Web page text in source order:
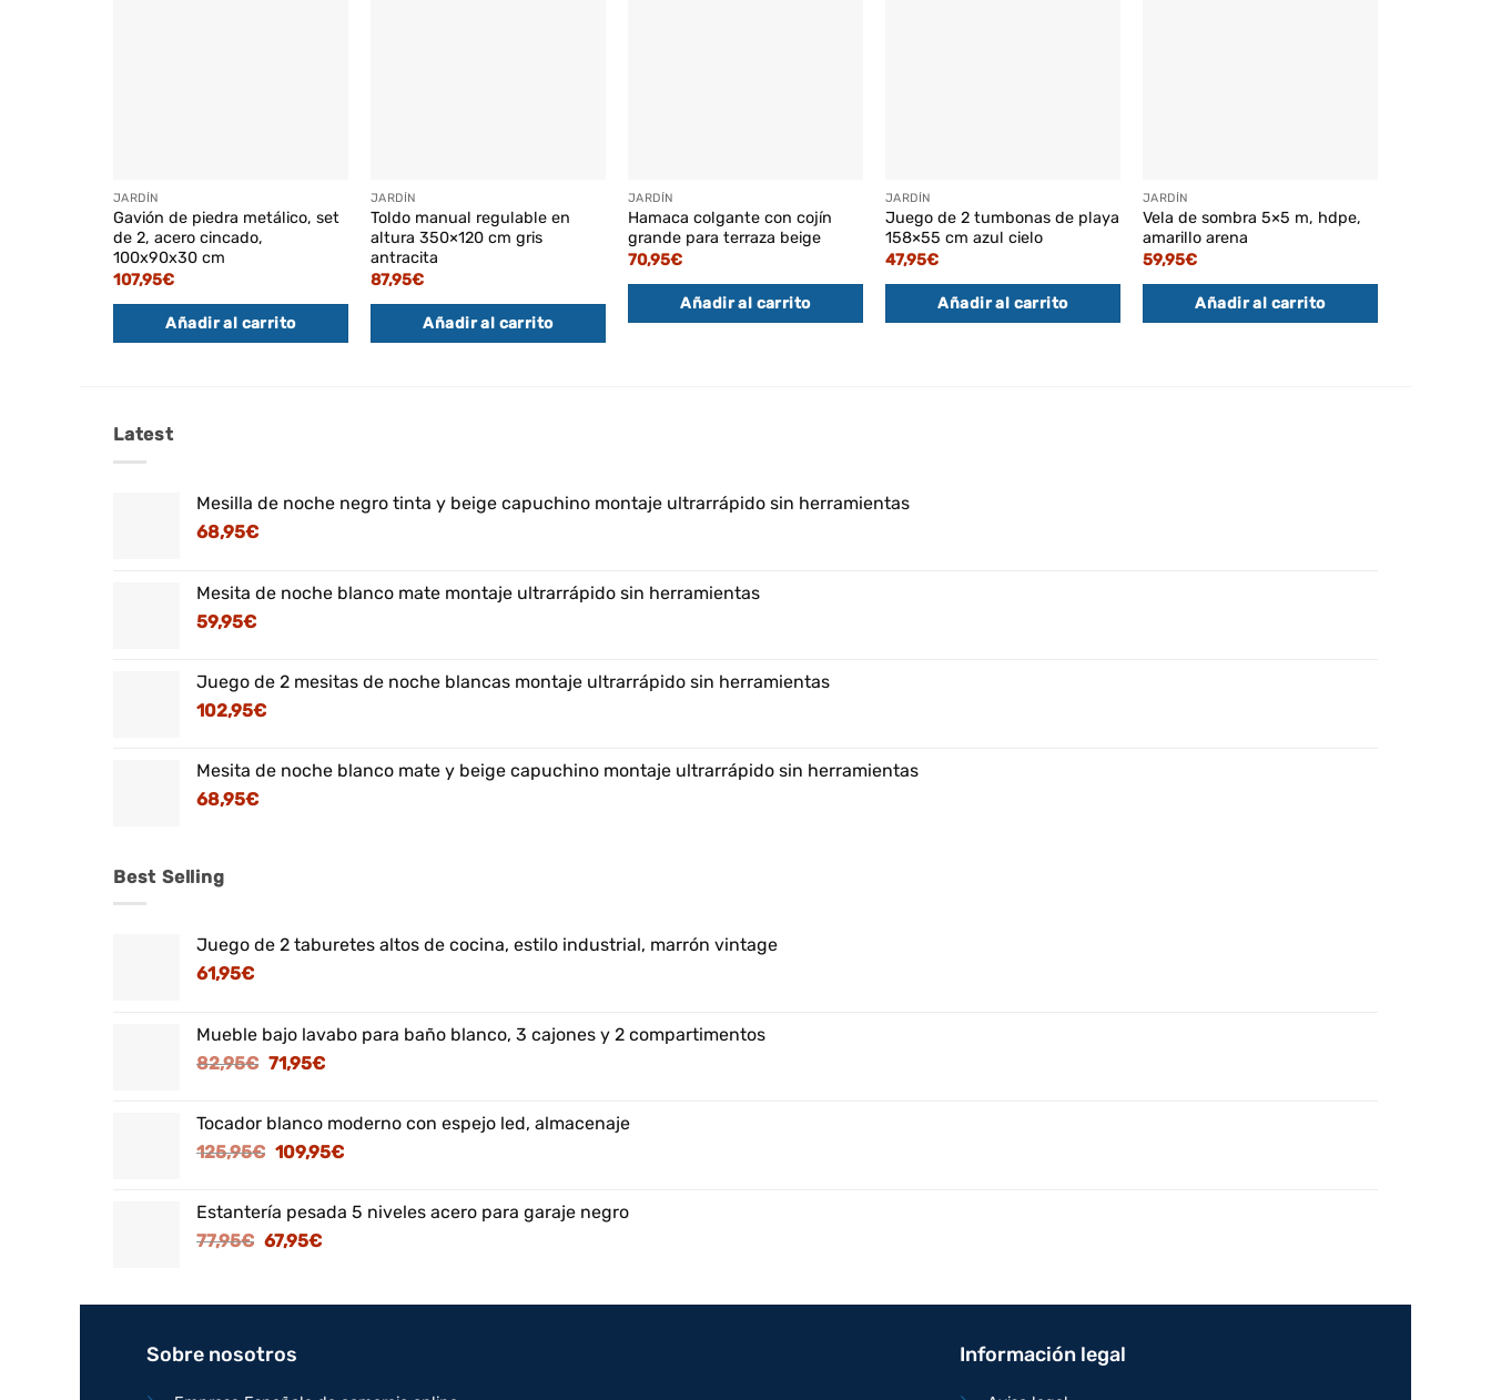
JARDÍN
Gavión de piedra metálico, set
de 2, acero cincado,
100x90x30 cm
107,95€
Añadir al carrito
JARDÍN
Toldo manual regulable en
altura 350×120 cm gris
antracita
87,95€
Añadir al carrito
JARDÍN
Hamaca colgante con cojín
grande para terraza beige
70,95€
Añadir al carrito
JARDÍN
Juego de 2 tumbonas de playa
158×55 cm azul cielo
47,95€
Añadir al carrito
JARDÍN
Vela de sombra 5×5 m, hdpe,
amarillo arena
59,95€
Añadir al carrito
Latest
Mesilla de noche negro tinta y beige capuchino montaje ultrarrápido sin herramientas
68,95€
Mesita de noche blanco mate montaje ultrarrápido sin herramientas
59,95€
Juego de 2 mesitas de noche blancas montaje ultrarrápido sin herramientas
102,95€
Mesita de noche blanco mate y beige capuchino montaje ultrarrápido sin herramientas
68,95€
Best Selling
Juego de 2 taburetes altos de cocina, estilo industrial, marrón vintage
61,95€
Mueble bajo lavabo para baño blanco, 3 cajones y 2 compartimentos
82,95€ El
era:
82,95€.
71,95€El
es:
71,95€.
Tocador blanco moderno con espejo led, almacenaje
125,95€ El
era:
125,95€.
109,95€El
es:
Estantería pesada 5 niveles acero para garaje negro
77,95€ El
era:
67,95€El
es:
Sobre nosotros Información legal